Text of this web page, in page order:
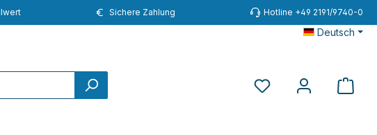
Sichere Zahlung Hotline +49 2191/9740-0
Deutsch